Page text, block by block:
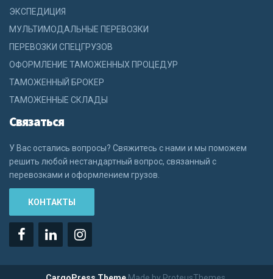
ЭКСПЕДИЦИЯ
МУЛЬТИМОДАЛЬНЫЕ ПЕРЕВОЗКИ
ПЕРЕВОЗКИ СПЕЦГРУЗОВ
ОФОРМЛЕНИЕ ТАМОЖЕННЫХ ПРОЦЕДУР
ТАМОЖЕННЫЙ БРОКЕР
ТАМОЖЕННЫЕ СКЛАДЫ
Связаться
У Вас остались вопросы? Свяжитесь с нами и мы поможем
решить любой нестандартный вопрос, связанный с
перевозками и оформлением грузов.
КОНТАКТЫ